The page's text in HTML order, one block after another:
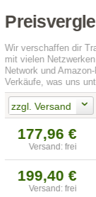
Wir verschaffen dir
mit vielen
Network und
Verkäufe, was uns
zzgl. Versand
177,96 €
Versand: frei
199,40 €
Versand: frei